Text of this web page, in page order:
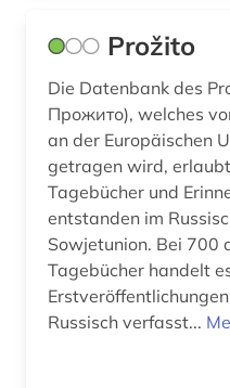
Prožito
Die Datenbank des
Прожито), welches
an der Europäischen
getragen wird,
Tagebücher und
entstanden im
Sowjetunion. Bei 700
Tagebücher handelt
Russisch verfasst...